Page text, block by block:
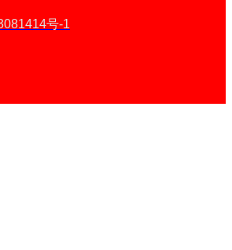
号-1